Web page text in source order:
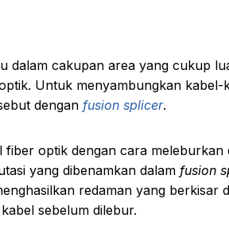
dalam cakupan area yang cukup
Untuk menyambungkan kabel-
dengan fusion splicer.
optik dengan cara meleburkan
yang dibenamkan dalam fusion
redaman yang berkisar
sebelum dilebur.